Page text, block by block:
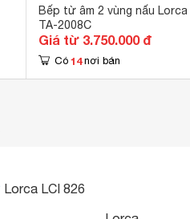
Bếp từ âm 2 vùng nấu Lorca
TA-2008C
Giá từ 3.750.000 đ
Có 14 nơi bán
Lorca LCI 826